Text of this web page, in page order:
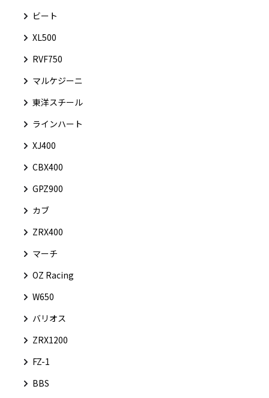
ビート
XL500
RVF750
マルケジーニ
東洋スチール
ラインハート
XJ400
CBX400
GPZ900
カブ
ZRX400
マーチ
OZ Racing
W650
バリオス
ZRX1200
FZ-1
BBS